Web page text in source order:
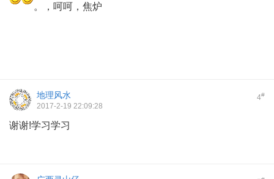
。，呵呵，焦炉
4#
地理风水
2017-2-19 22:09:28
谢谢!学习学习